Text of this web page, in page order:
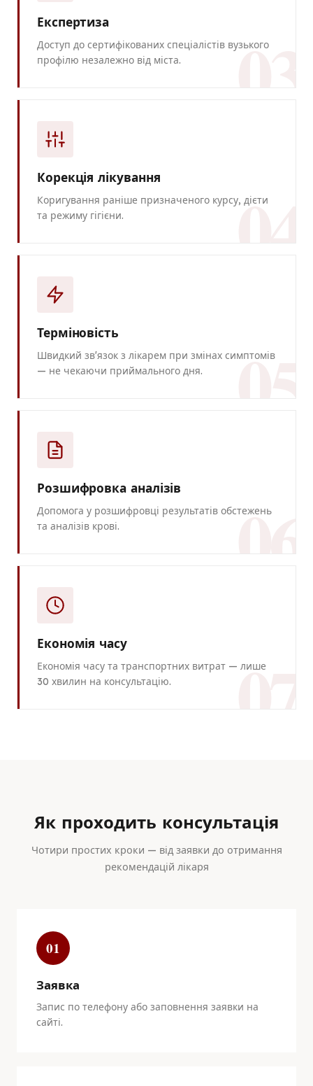
03
Експертиза
Доступ до сертифікованих спеціалістів вузького
профілю незалежно від міста.
04
Корекція лікування
Коригування раніше призначеного курсу, дієти
та режиму гігієни.
05
Терміновість
Швидкий звʼязок з лікарем при змінах симптомів
— не чекаючи приймального дня.
06
Розшифровка аналізів
Допомога у розшифровці результатів обстежень
та аналізів крові.
07
Економія часу
Економія часу та транспортних витрат — лише
30 хвилин на консультацію.
Як проходить консультація
Чотири простих кроки — від заявки до отримання
рекомендацій лікаря
01
Заявка
Запис по телефону або заповнення заявки на
сайті.